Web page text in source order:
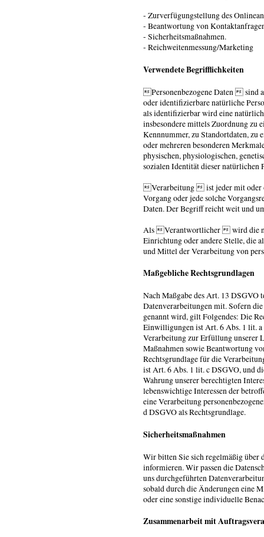
- Zurverfügungstellung des
- Beantwortung von
- Sicherheitsmaßnahmen.
- Reichweitenmessung/Marketing
Verwendete Begrifflichkeiten
Personenbezogene Daten  sind
oder identifizierbare natürliche
als identifizierbar wird eine
insbesondere mittels Zuordnung zu
Kennnummer, zu Standortdaten, zu
oder mehreren besonderen
physischen, physiologischen,
sozialen Identität dieser natürlichen
Verarbeitung  ist jeder mit oder
Vorgang oder jede solche
Daten. Der Begriff reicht weit und
Als Verantwortlicher  wird die
Einrichtung oder andere Stelle, die
und Mittel der Verarbeitung von
Maßgebliche Rechtsgrundlagen
Nach Maßgabe des Art. 13 DSGVO
Datenverarbeitungen mit. Sofern
genannt wird, gilt Folgendes: Die
Einwilligungen ist Art. 6 Abs. 1 lit.
Verarbeitung zur Erfüllung unserer
Maßnahmen sowie Beantwortung
Rechtsgrundlage für die
ist Art. 6 Abs. 1 lit. c DSGVO, und
Wahrung unserer berechtigten
lebenswichtige Interessen der
eine Verarbeitung
d DSGVO als Rechtsgrundlage.
Sicherheitsmaßnahmen
Wir bitten Sie sich regelmäßig über
informieren. Wir passen die
uns durchgeführten
sobald durch die Änderungen eine
oder eine sonstige individuelle
Zusammenarbeit mit